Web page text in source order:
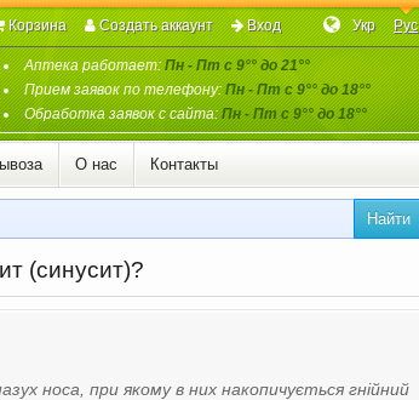
Аптека работает:Пн - Пт с 9°° до 21°°
Прием заявок по телефону:Пн - Пт с 9°° до 18°°
Обработка заявок с сайта:Пн - Пт с 9°° до 18°°
Укр Рус
Корзина Создать аккаунт Вход
О нас Контакты
Найти
(синусит)?
носа, при якому в них накопичується гнійний